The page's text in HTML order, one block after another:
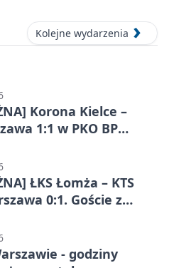
Kolejne wydarzenia
Korona Kielce –
1:1 w PKO BP
rąk
ŁKS Łomża – KTS
0:1. Goście z
Grupa 1 (Grupa I)
- godziny